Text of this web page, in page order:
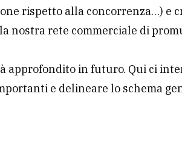
rispetto alla concorrenza…) e
nostra rete commerciale di
approfondito in futuro. Qui ci
e delineare lo schema